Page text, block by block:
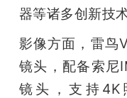
题
器等诸多创新技
影像方面，雷鸟
镜头，配备索尼
镜头，支持4K